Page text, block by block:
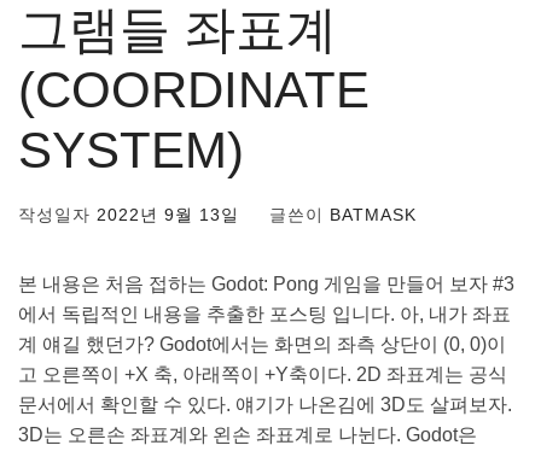
그램들 좌표계
(COORDINATE
SYSTEM)
작성일자 2022년 9월 13일 글쓴이 BATMASK
본 내용은 처음 접하는 Godot: Pong 게임을 만들어 보자 #3
에서 독립적인 내용을 추출한 포스팅 입니다. 아, 내가 좌표
계 얘길 했던가? Godot에서는 화면의 좌측 상단이 (0, 0)이
고 오른쪽이 +X 축, 아래쪽이 +Y축이다. 2D 좌표계는 공식
문서에서 확인할 수 있다. 얘기가 나온김에 3D도 살펴보자.
3D는 오른손 좌표계와 왼손 좌표계로 나뉜다. Godot은